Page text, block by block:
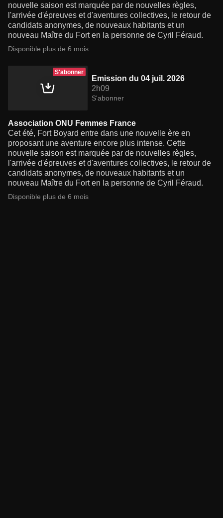
nouvelle saison est marquée par de nouvelles règles,
l'arrivée d'épreuves et d'aventures collectives, le retour de
candidats anonymes, de nouveaux habitants et un
nouveau Maître du Fort en la personne de Cyril Féraud.
Disponible plus de 6 mois
S'abonner
Emission du 04 juil. 2026
2h09
S'abonner
Association ONU Femmes France
Cet été, Fort Boyard entre dans une nouvelle ère en
proposant une aventure encore plus intense. Cette
nouvelle saison est marquée par de nouvelles règles,
l'arrivée d'épreuves et d'aventures collectives, le retour de
candidats anonymes, de nouveaux habitants et un
nouveau Maître du Fort en la personne de Cyril Féraud.
Disponible plus de 6 mois